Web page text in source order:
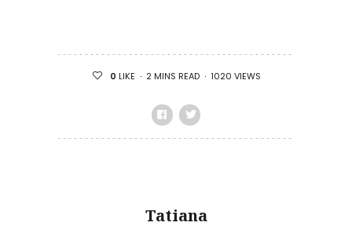
0 LIKE 2 MINS READ 1020 VIEWS
Tatiana